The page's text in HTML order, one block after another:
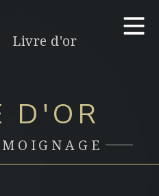
Livre d'or
D'OR